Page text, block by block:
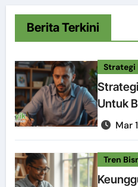
Berita Terkini
Strategi
Untuk
Mar
Tren